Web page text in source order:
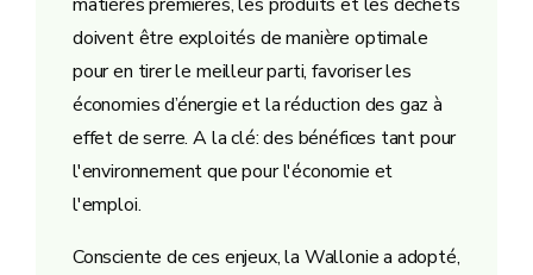
doivent être exploités de manière optimale
pour en tirer le meilleur parti, favoriser les
économies d’énergie et la réduction des gaz à
effet de serre. A la clé: des bénéfices tant pour
l'environnement que pour l'économie et
l'emploi.
Consciente de ces enjeux, la Wallonie a adopté,